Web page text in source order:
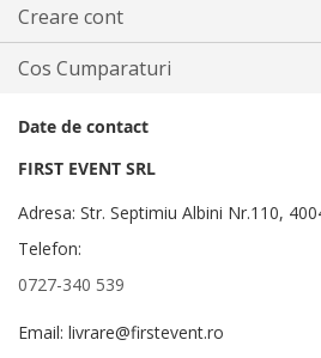
Creare cont
Cos Cumparaturi
Date de contact
FIRST EVENT SRL
Adresa: Str. Septimiu Albini Nr.110,
Telefon:
0727-340 539
Email: livrare@firstevent.ro